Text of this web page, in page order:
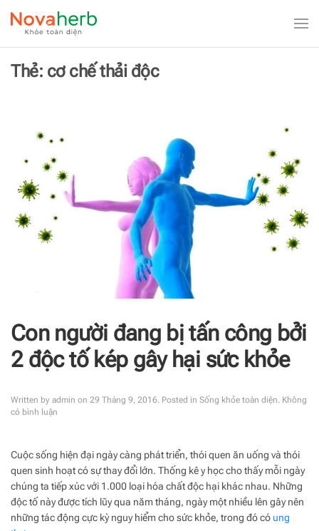
Skip to main content
Thẻ: cơ chế thải độc
Con người đang bị tấn công bởi
2 độc tố kép gây hại sức khỏe
Written by admin on 29 Tháng 9, 2016. Posted in Sống khỏe toàn diện. Không
có bình luận
bị
tấn
công
bởi
2
độc
Cuộc sống hiện đại ngày càng phát triển, thói quen ăn uống và thói
quen sinh hoạt có sự thay đổi lớn. Thống kê y học cho thấy mỗi ngày
chúng ta tiếp xúc với 1.000 loại hóa chất độc hại khác nhau. Những
độc tố này được tích lũy qua năm tháng, ngày một nhiều lên gây nên
những tác động cực kỳ nguy hiểm cho sức khỏe, trong đó có ung